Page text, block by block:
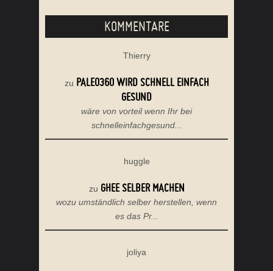
KOMMENTARE
Thierry
zu PALEO360 WIRD SCHNELL EINFACH
GESUND
wäre von vorteil wenn Ihr bei
schnelleinfachgesund...
huggle
zu GHEE SELBER MACHEN
wozu umständlich selber herstellen, wenn
es das Pr...
joliya